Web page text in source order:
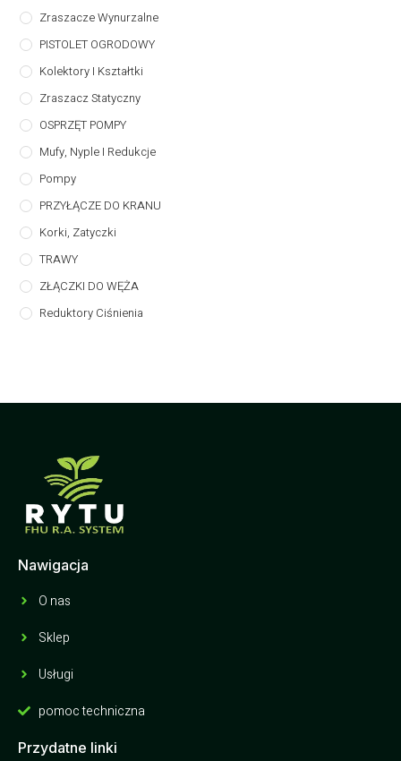
Zraszacze Wynurzalne
PISTOLET OGRODOWY
Kolektory I Kształtki
Zraszacz Statyczny
OSPRZĘT POMPY
Mufy, Nyple I Redukcje
Pompy
PRZYŁĄCZE DO KRANU
Korki, Zatyczki
TRAWY
ZŁĄCZKI DO WĘŻA
Reduktory Ciśnienia
Nawigacja
O nas
Sklep
Usługi
pomoc techniczna
Przydatne linki